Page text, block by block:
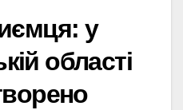
у
області